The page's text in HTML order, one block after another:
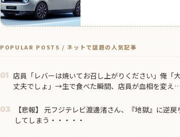
POPULAR POSTS / ネットで話題の人気記事
01 店員「レバーは焼いてお召し上がりください」俺「
丈夫でしょ」→生で食べた瞬間、店員が血相を変えて
03
【悲報】 元フジテレビ渡邊渚さん、『地獄』に逆戻
してしまう・・・・・